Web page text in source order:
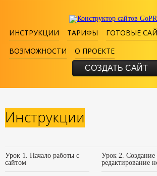
ИНСТРУКЦИИ ТАРИФЫ
ГОТОВЫЕ
ВОЗМОЖНОСТИ
О ПРОЕКТЕ
СОЗДАТЬ САЙТ
Инструкции
Урок 1. Начало работы с
сайтом
Урок 2. Создание
редактирование